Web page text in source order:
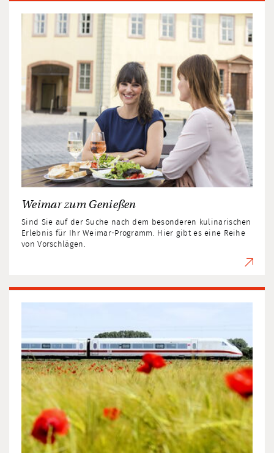
Weimar zum Genießen
Sind Sie auf der Suche nach dem besonderen kulinarischen
Erlebnis für Ihr Weimar-Programm. Hier gibt es eine Reihe
von Vorschlägen.